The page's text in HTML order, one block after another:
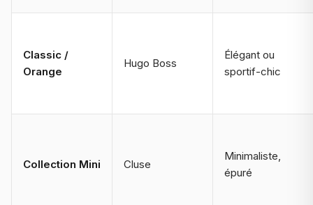
Classic /
Orange
Hugo Boss
Élégant ou
sportif-chic
Collection Mini Cluse
Minimaliste,
épuré